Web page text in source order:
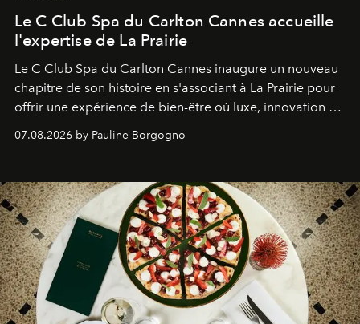
Le C Club Spa du Carlton Cannes accueille
l'expertise de La Prairie
Le C Club Spa du Carlton Cannes inaugure un nouveau
chapitre de son histoire en s'associant à La Prairie pour
offrir une expérience de bien-être où luxe, innovation et
07.08.2026 by Pauline Borgogno